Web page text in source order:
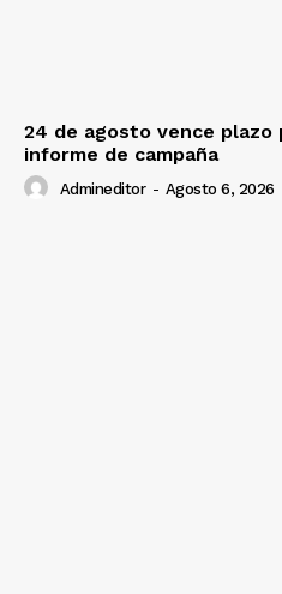
24 de agosto vence plazo
informe de campaña
Admineditor - Agosto 6, 2026